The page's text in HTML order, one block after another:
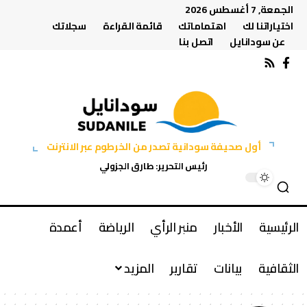
الجمعة, 7 أغسطس 2026
اختياراتنا لك
اهتماماتك قائمة القراءة
سجلاتك
عن سودانايل
اتصل بنا
أول صحيفة سودانية تصدر من الخرطوم عبر الانترنت
رئيس التحرير: طارق الجزولي
الرئيسية الأخبار منبر الرأي الرياضة
أعمدة
الثقافية
بيانات تقارير المزيد